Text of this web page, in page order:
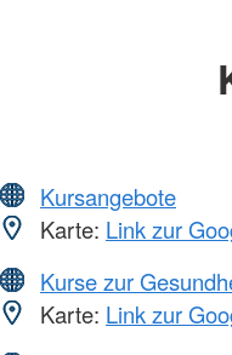
Kursangebote
Karte: Link zur
Kurse zur
Karte: Link zur